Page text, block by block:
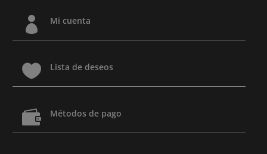
 Mi cuenta
 Lista de deseos
 Métodos de pago